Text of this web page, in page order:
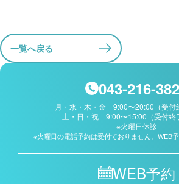
一覧へ戻る
043-216-
月・水・木・金 9:00〜20:00（受付
土・日・祝 9:00〜15:00（受付終
※火曜日休診
※火曜日の電話予約は受付ておりません。WEB予
WEB予約